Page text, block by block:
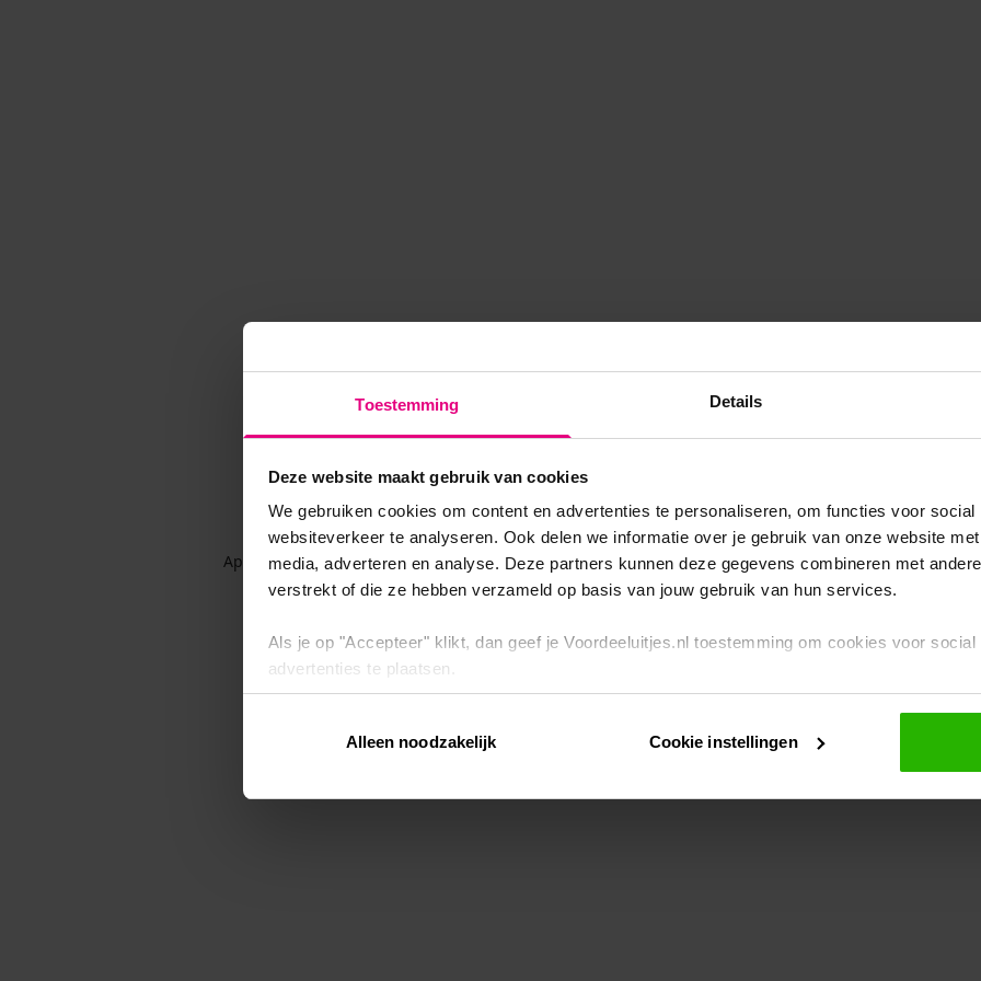
Toestemming Details
Deze website maakt gebruik van cookies
We gebruiken cookies om content en advertenties te personaliseren, om functies voor
websiteverkeer te analyseren. Ook delen we informatie over je gebruik van onze website
media, adverteren en analyse. Deze partners kunnen deze gegevens combineren met
verstrekt of die ze hebben verzameld op basis van jouw gebruik van hun services.
Als je op "Accepteer" klikt, dan geef je Voordeeluitjes.nl toestemming om cookies voor
advertenties te plaatsen.
Via "Cookie instellingen" kun je ook zelf instellen welke cookies worden geplaatst. Je kunt je
intrekken op onscookiebeleid.
Alleen noodzakelijk Cookie instellingen
Application error: a client-side exception has occurred while loadingwww.voordeeluitjes.nl (see the